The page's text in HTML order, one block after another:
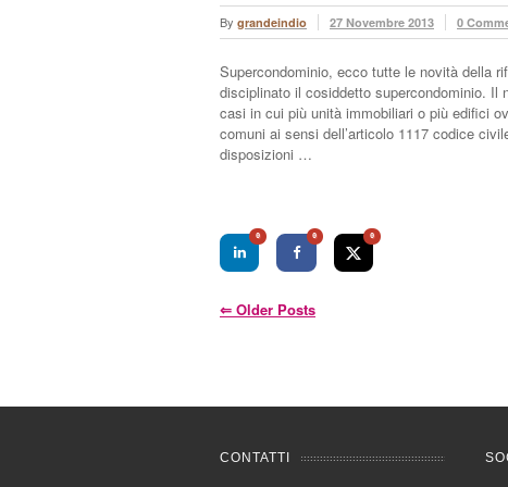
By grandeindio 27 Novembre 2013 0
Supercondominio, ecco tutte le novità della
disciplinato il cosiddetto supercondominio.
casi in cui più unità immobiliari o più edifici
comuni ai sensi dell’articolo 1117 codice
disposizioni …
0 0 0
⇐ Older Posts
CONTATTI